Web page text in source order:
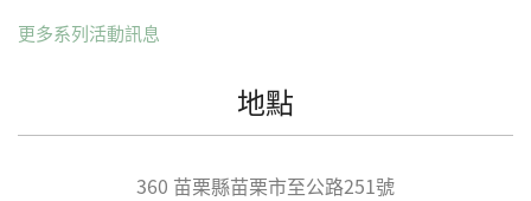
更多系列活動訊息
地點
360 苗栗縣苗栗市至公路251號